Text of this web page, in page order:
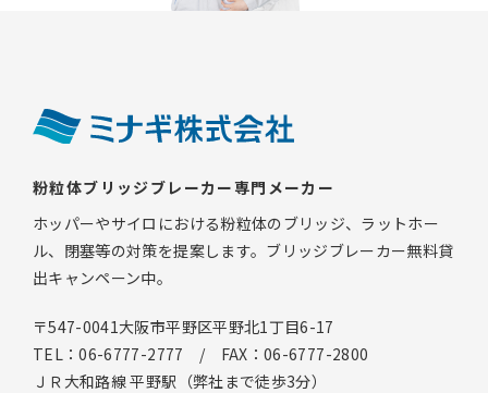
粉粒体ブリッジブレーカー専門メーカー
ホッパーやサイロにおける粉粒体のブリッジ、ラットホー
ル、閉塞等の対策を提案します。ブリッジブレーカー無料貸
出キャンペーン中。
〒547-0041大阪市平野区平野北1丁目6-17
TEL：06-6777-2777 / FAX：06-6777-2800
ＪＲ大和路線 平野駅（弊社まで徒歩3分）